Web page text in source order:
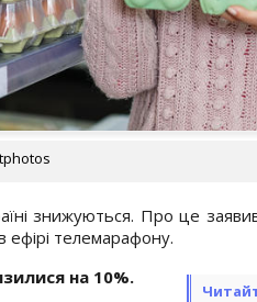
знижуються. Про це заявив
ефірі телемарафону.
на 10%.